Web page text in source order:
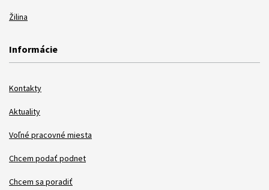
Žilina
Informácie
Kontakty
Aktuality
Voľné pracovné miesta
Chcem podať podnet
Chcem sa poradiť